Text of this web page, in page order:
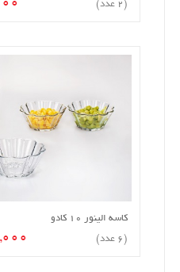
(2 عدد)
افزودن به سبد خریدکاسه الینور 10 کادو
(6 عدد)